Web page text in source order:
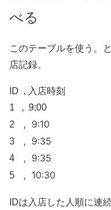
べる
このテーブルを使う。
店記録。
ID , 入店時刻
1 , 9:00
2
, 9:10
3 , 9:35
4 , 9:35
5 , 10:30
IDは入店した人順に連